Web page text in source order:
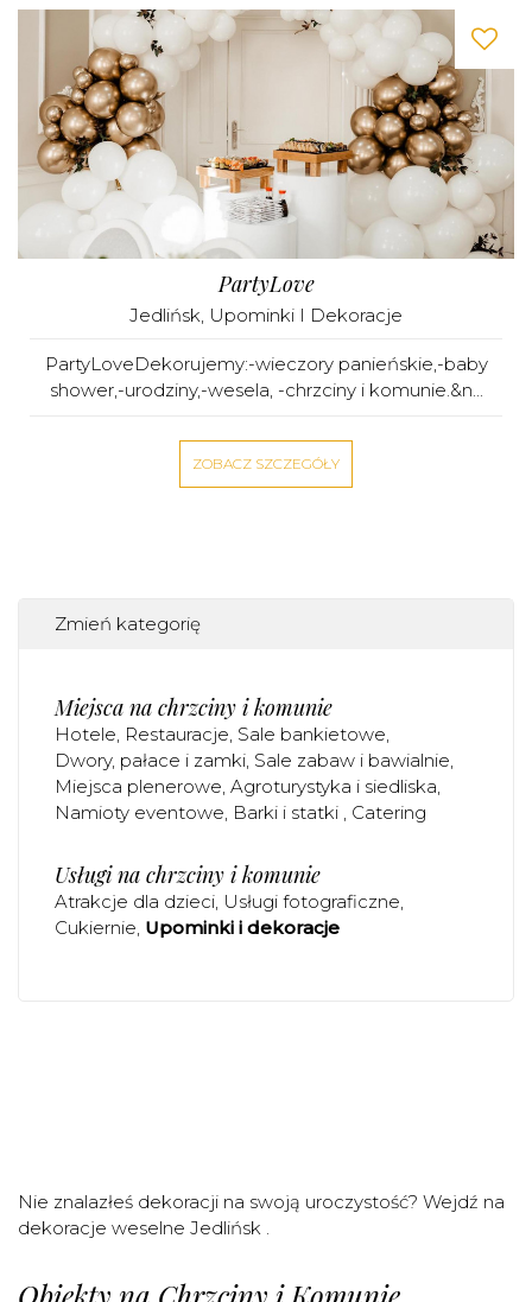
PartyLove
Jedlińsk, Upominki I Dekoracje
PartyLoveDekorujemy:-wieczory panieńskie,-baby
shower,-urodziny,-wesela, -chrzciny i komunie.&n...
ZOBACZ SZCZEGÓŁY
Zmień kategorię
Miejsca na chrzciny i komunie
Hotele Restauracje Sale bankietowe
Dwory, pałace i zamki Sale zabaw i bawialnie
Miejsca plenerowe Agroturystyka i siedliska
Namioty eventowe Barki i statki Catering
Usługi na chrzciny i komunie
Atrakcje dla dzieci Usługi fotograficzne
Cukiernie Upominki i dekoracje
Nie znalazłeś dekoracji na swoją uroczystość? Wejdź na
dekoracje weselne Jedlińsk .